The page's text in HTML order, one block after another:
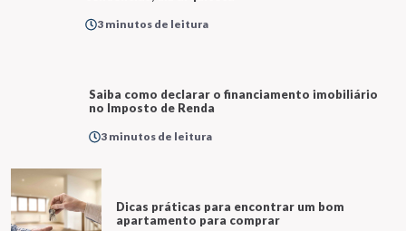
3 minutos de leitura
Saiba como declarar o financiamento
imobiliário no Imposto de Renda
3 minutos de leitura
Dicas práticas para encontrar um bom
apartamento para comprar